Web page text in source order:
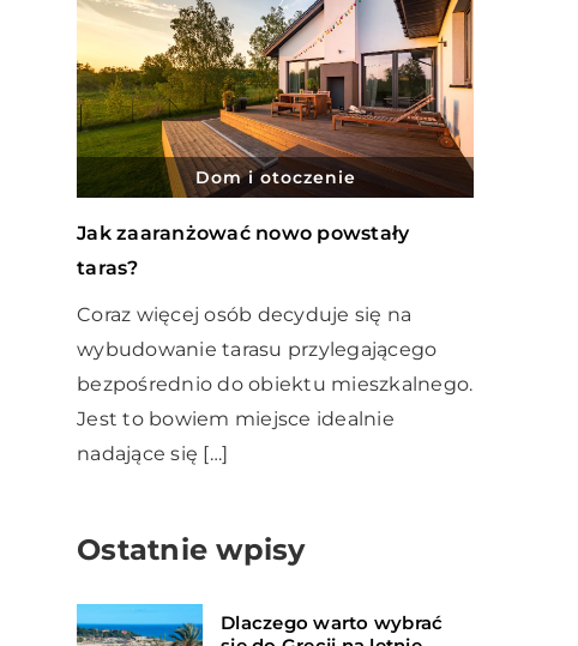
Dom i otoczenie
Jak zaaranżować nowo powstały
taras?
Coraz więcej osób decyduje się na
wybudowanie tarasu przylegającego
bezpośrednio do obiektu mieszkalnego.
Jest to bowiem miejsce idealnie
nadające się […]
Ostatnie wpisy
Dlaczego warto wybrać